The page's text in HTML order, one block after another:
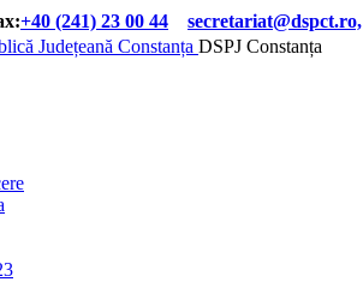
+40 (241) 23 00 44 secretariat@dspct.ro,
DSPJ Constanța